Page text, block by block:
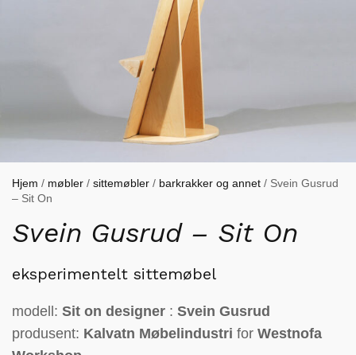
Hjem / møbler / sittemøbler / barkrakker og annet / Svein Gusrud
– Sit On
Svein Gusrud – Sit On
eksperimentelt sittemøbel
modell: Sit on designer : Svein Gusrud
produsent: Kalvatn Møbelindustri for Westnofa